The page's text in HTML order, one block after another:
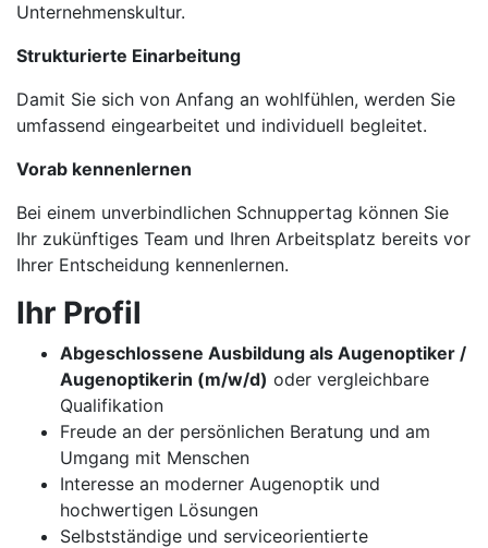
Unternehmenskultur.
Strukturierte Einarbeitung
Damit Sie sich von Anfang an wohlfühlen, werden Sie
umfassend eingearbeitet und individuell begleitet.
Vorab kennenlernen
Bei einem unverbindlichen Schnuppertag können Sie
Ihr zukünftiges Team und Ihren Arbeitsplatz bereits vor
Ihrer Entscheidung kennenlernen.
Ihr Profil
Abgeschlossene Ausbildung als Augenoptiker /
Augenoptikerin (m/w/d) oder vergleichbare
Qualifikation
Freude an der persönlichen Beratung und am
Umgang mit Menschen
Interesse an moderner Augenoptik und
hochwertigen Lösungen
Selbstständige und serviceorientierte